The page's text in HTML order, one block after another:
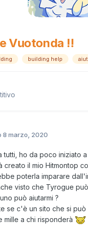
Vuotonda !!
building help
8 marzo, 2020
tutti, ho da poco iniziato
creato il mio Hitmontop
poterla imparare
visto che Tyrogue
può aiutarmi ?
se c'è un sito che si
mille a chi risponderà